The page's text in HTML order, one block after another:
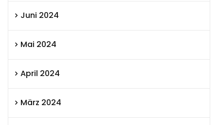
Juni 2024
Mai 2024
April 2024
März 2024